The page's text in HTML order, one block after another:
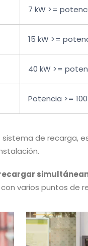
7 kW >=
15 kW >=
40 kW >=
Potencia >=
de recarga,
varios puntos de